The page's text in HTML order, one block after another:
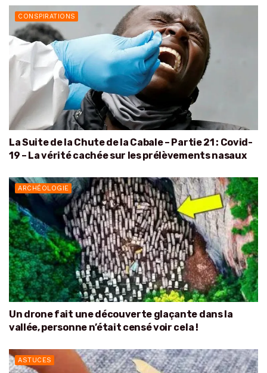
CONSPIRATIONS
La Suite de la Chute de la Cabale – Partie 21 : Covid-
19 – La vérité cachée sur les prélèvements nasaux
ARCHÉOLOGIE
Un drone fait une découverte glaçante dans la
vallée, personne n’était censé voir cela !
ASTUCES